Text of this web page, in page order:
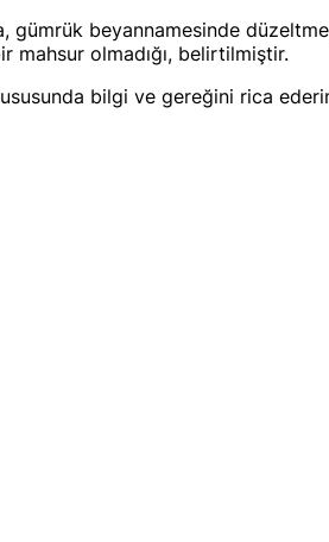
gümrük beyannamesinde
mahsur olmadığı, belirtilmiştir.
bilgi ve gereğini rica